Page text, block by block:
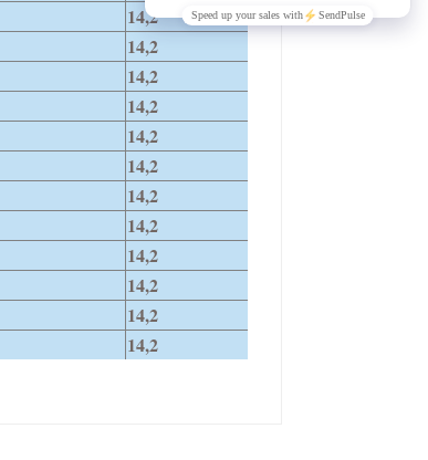
14,2
14,2
14,2
14,2
14,2
14,2
14,2
14,2
14,2
14,2
14,2
14,2